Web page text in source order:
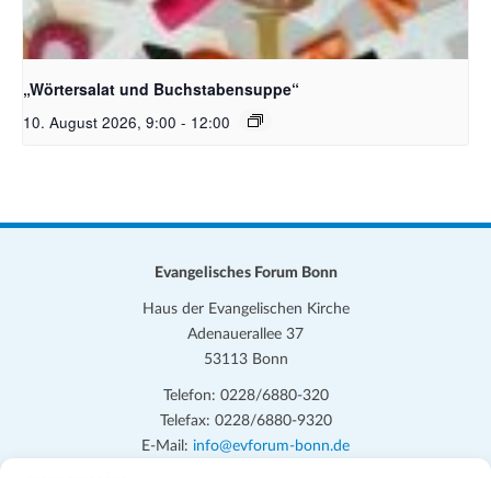
Bildquelle_ Pixabay Free_Christoph Meinersmann
„Wörtersalat und Buchstabensuppe“
10. August 2026, 9:00 - 12:00
Evangelisches Forum Bonn
Haus der Evangelischen Kirche
Adenauerallee 37
53113 Bonn
Telefon: 0228/6880-320
Telefax: 0228/6880-9320
E-Mail: info@evforum-bonn.de